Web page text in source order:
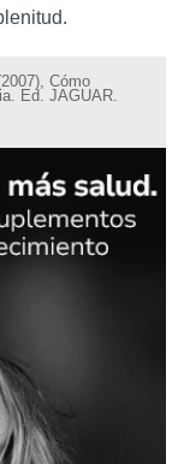
Cómo
Ed. JAGUAR.